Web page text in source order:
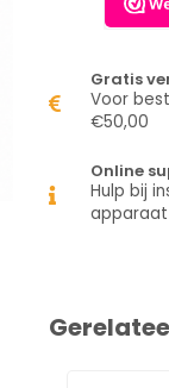
Gratis
Voor
€50,00
Online
Hulp bij
apparaat